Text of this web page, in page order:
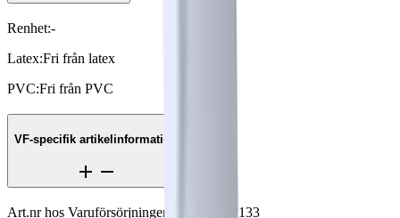
Renhet:-
Latex:Fri från latex
PVC:Fri från PVC
VF-specifik artikelinformation
Art.nr hos Varuförsörjningen VF000162133